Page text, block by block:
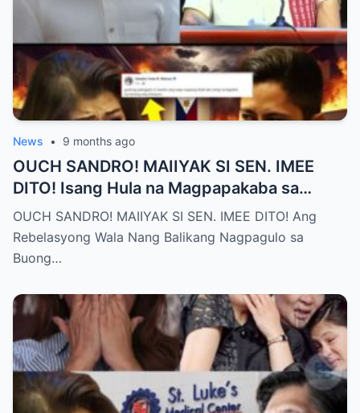
News • 9 months ago
OUCH SANDRO! MAIIYAK SI SEN. IMEE
DITO! Isang Hula na Magpapakaba sa
Buong Bansa! Ano ang matinding nangyari
sa pagitan nila?
OUCH SANDRO! MAIIYAK SI SEN. IMEE DITO! Ang
Rebelasyong Wala Nang Balikang Nagpagulo sa
Buong…